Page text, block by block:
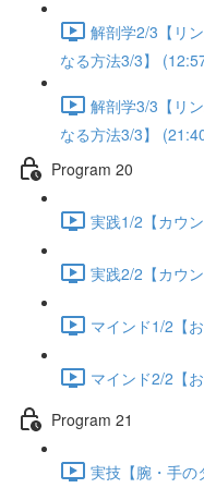
解剖学2/3【リ
なる方法3/3】
解剖学3/3【リ
なる方法3/3】
Program 20
実践1/2【カウ
実践2/2【カウ
マインド1/2【
マインド2/2【
Program 21
実技【腕・手の